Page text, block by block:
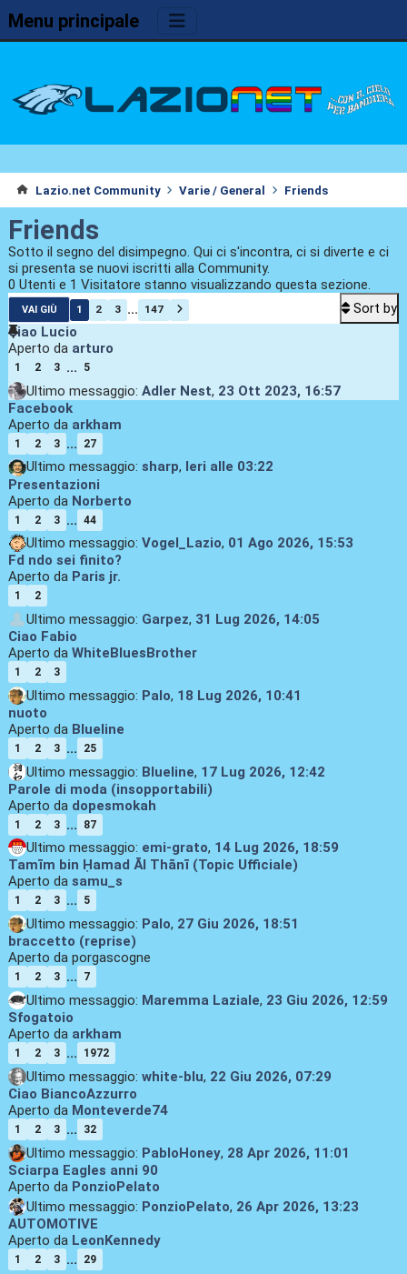
Menu principale
Lazio.net Community Varie / General Friends
Friends
Sotto il segno del disimpegno. Qui ci s'incontra, ci si diverte e ci
si presenta se nuovi iscritti alla Community.
0 Utenti e 1 Visitatore stanno visualizzando questa sezione.
VAI GIÙ 1 2 3 ... 147
Sort by
Ciao Lucio
Aperto da arturo
1 2 3 ... 5
Ultimo messaggio: Adler Nest, 23 Ott 2023, 16:57
Facebook
Aperto da arkham
1 2 3 ... 27
Ultimo messaggio: sharp, Ieri alle 03:22
Presentazioni
Aperto da Norberto
1 2 3 ... 44
Ultimo messaggio: Vogel_Lazio, 01 Ago 2026, 15:53
Fd ndo sei finito?
Aperto da Paris jr.
1 2
Ultimo messaggio: Garpez, 31 Lug 2026, 14:05
Ciao Fabio
Aperto da WhiteBluesBrother
1 2 3
Ultimo messaggio: Palo, 18 Lug 2026, 10:41
nuoto
Aperto da Blueline
1 2 3 ... 25
Ultimo messaggio: Blueline, 17 Lug 2026, 12:42
Parole di moda (insopportabili)
Aperto da dopesmokah
1 2 3 ... 87
Ultimo messaggio: emi-grato, 14 Lug 2026, 18:59
Tamīm bin Ḥamad Āl Thānī (Topic Ufficiale)
Aperto da samu_s
1 2 3 ... 5
Ultimo messaggio: Palo, 27 Giu 2026, 18:51
braccetto (reprise)
Aperto da porgascogne
1 2 3 ... 7
Ultimo messaggio: Maremma Laziale, 23 Giu 2026, 12:59
Sfogatoio
Aperto da arkham
1 2 3 ... 1972
Ultimo messaggio: white-blu, 22 Giu 2026, 07:29
Ciao BiancoAzzurro
Aperto da Monteverde74
1 2 3 ... 32
Ultimo messaggio: PabloHoney, 28 Apr 2026, 11:01
Sciarpa Eagles anni 90
Aperto da PonzioPelato
Ultimo messaggio: PonzioPelato, 26 Apr 2026, 13:23
AUTOMOTIVE
Aperto da LeonKennedy
1 2 3 ... 29